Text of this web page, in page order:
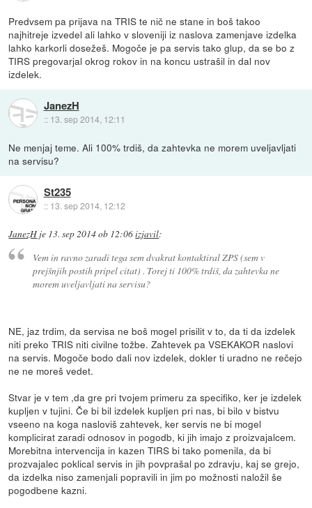
Predvsem pa prijava na TRIS te nič ne stane in boš takoo
najhitreje izvedel ali lahko v sloveniji iz naslova zamenjave izdelka
lahko karkorli dosežeš. Mogoče je pa servis tako glup, da se bo z
TIRS pregovarjal okrog rokov in na koncu ustrašil in dal nov
izdelek.
JanezH
:: 13. sep 2014, 12:11
Ne menjaj teme. Ali 100% trdiš, da zahtevka ne morem uveljavljati
na servisu?
St235
:: 13. sep 2014, 12:12
JanezH je 13. sep 2014 ob 12:06izjavil:
Vem in ravno zaradi tega sem dvakrat kontaktiral ZPS (sem v
prejšnjih postih pripel citat) . Torej ti 100% trdiš, da zahtevka ne
morem uveljavljati na servisu?
NE, jaz trdim, da servisa ne boš mogel prisilit v to, da ti da izdelek
niti preko TRIS niti civilne tožbe. Zahtevek pa VSEKAKOR naslovi
na servis. Mogoče bodo dali nov izdelek, dokler ti uradno ne rečejo
ne ne moreš vedet.
Stvar je v tem ,da gre pri tvojem primeru za specifiko, ker je izdelek
kupljen v tujini. Če bi bil izdelek kupljen pri nas, bi bilo v bistvu
vseeno na koga nasloviš zahtevek, ker servis ne bi mogel
komplicirat zaradi odnosov in pogodb, ki jih imajo z proizvajalcem.
Morebitna intervencija in kazen TIRS bi tako pomenila, da bi
prozvajalec poklical servis in jih povprašal po zdravju, kaj se grejo,
da izdelka niso zamenjali popravili in jim po možnosti naložil še
pogodbene kazni.